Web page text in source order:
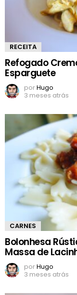
RECEITA
Refogado
Esparguete
porHugo
3 meses atrás
CARNES
Bolonhesa
Massa de
porHugo
3 meses atrás